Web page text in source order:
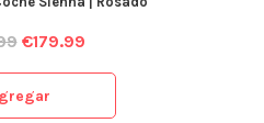
€179.99